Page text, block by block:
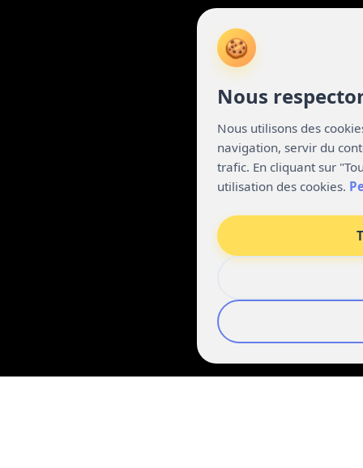
🍪
Nous
Nous utilisons des
navigation, servir du
trafic. En cliquant sur
utilisation des cookies.